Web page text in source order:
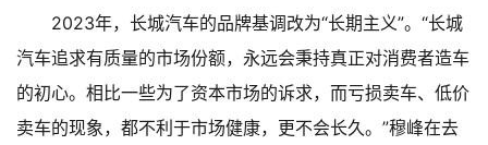
2023年，长城汽车的品牌基调改为“长期主义”。“长城
汽车追求有质量的市场份额，永远会秉持真正对消费者造车
的初心。相比一些为了资本市场的诉求，而亏损卖车、低价
卖车的现象，都不利于市场健康，更不会长久。”穆峰在去